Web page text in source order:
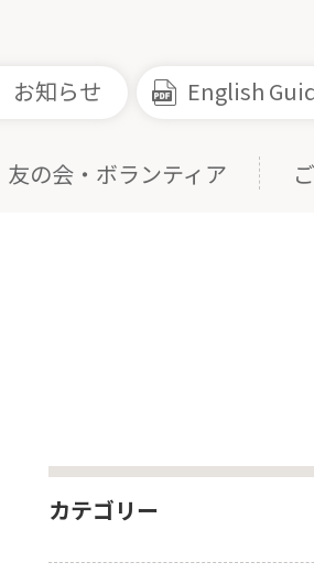
お知らせ English
友の会・ボランティア
カテゴリー